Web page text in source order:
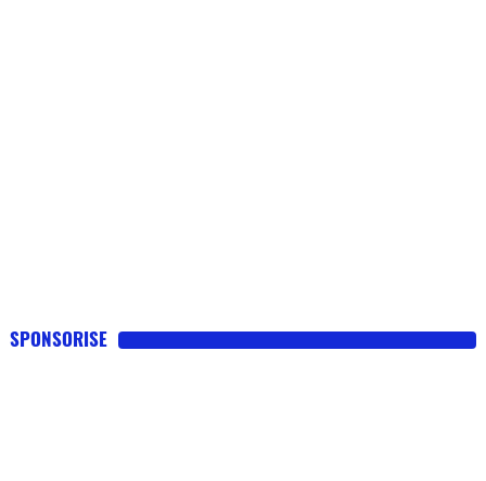
SPONSORISE